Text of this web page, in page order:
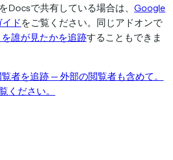
Docsで共有している場合は、 Google
ド をご覧ください。同じアドオンで
誰が見たかを追跡することもできま
者を追跡 — 外部の閲覧者も含めて。
ください。